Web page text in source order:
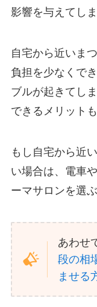
影響を与えてしま
自宅から近いま
負担を少なくで
ブルが起きてし
できるメリット
もし自宅から近
い場合は、電車
ーマサロンを選
あわせ
段の相
ませる